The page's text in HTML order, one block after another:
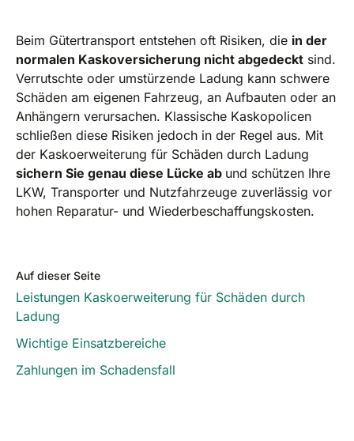
Beim Gütertransport entstehen oft Risiken, die in der
normalen Kaskoversicherung nicht abgedeckt sind.
Verrutschte oder umstürzende Ladung kann schwere
Schäden am eigenen Fahrzeug, an Aufbauten oder an
Anhängern verursachen. Klassische Kaskopolicen
schließen diese Risiken jedoch in der Regel aus. Mit
der Kaskoerweiterung für Schäden durch Ladung
sichern Sie genau diese Lücke ab und schützen Ihre
LKW, Transporter und Nutzfahrzeuge zuverlässig vor
hohen Reparatur- und Wiederbeschaffungskosten.
Auf dieser Seite
Leistungen Kaskoerweiterung für Schäden durch
Ladung
Wichtige Einsatzbereiche
Zahlungen im Schadensfall